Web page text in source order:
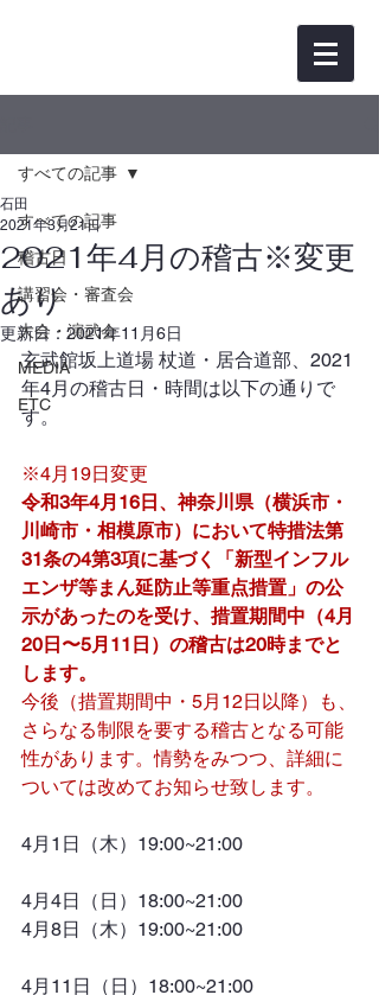
すべての記事
稽古日
講習会・審査会
大会・演武会
MEDIA
ETC
すべての記事
2021年4月の稽古※変更
あり
石田
2021年3月21日
更新日： 2021年11月6日
玄武館坂上道場 杖道・居合道部、2021
年4月の稽古日・時間は以下の通りで
す。
※4月19日変更
令和3年4月16日、神奈川県（横浜市・
川崎市・相模原市）において特措法第
31条の4第3項に基づく「新型インフル
エンザ等まん延防止等重点措置」の公
示があったのを受け、措置期間中（4月
20日〜5月11日）の稽古は20時までと
します。
今後（措置期間中・5月12日以降）も、
さらなる制限を要する稽古となる可能
性があります。情勢をみつつ、詳細に
ついては改めてお知らせ致します。
4月1日（木）19:00~21:00
4月4日（日）18:00~21:00
4月8日（木）19:00~21:00
4月11日（日）18:00~21:00